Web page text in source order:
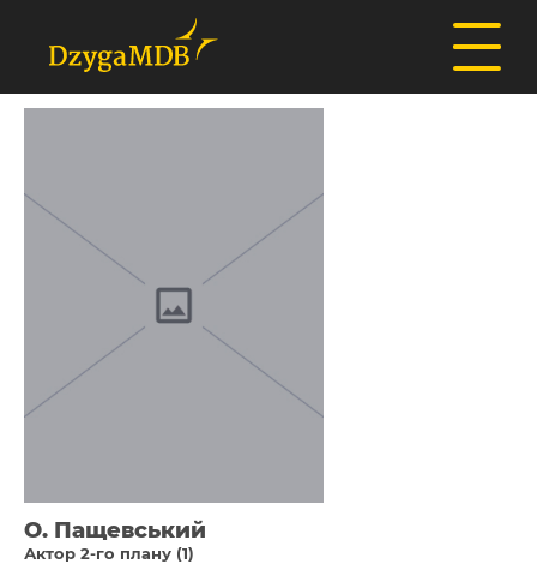
О. Пащевський
Актор 2-го плану (1)